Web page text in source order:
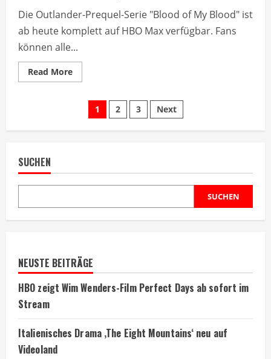
Die Outlander-Prequel-Serie "Blood of My Blood" ist
ab heute komplett auf HBO Max verfügbar. Fans
können alle...
Read MoreRead
more
Prequel
sofort
vollständig
Seitennummerierung
der
1 2 3 Next
SUCHEN
SUCHEN
NEUSTE BEITRÄGE
HBO zeigt Wim Wenders-Film Perfect Days ab sofort im
Stream
Italienisches Drama ‚The Eight Mountains‘ neu auf
Videoland